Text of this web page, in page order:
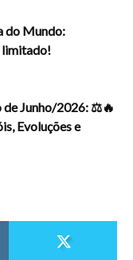
do Mundo:
limitado!
de Junho/2026: ⚖️🔥
Evoluções e